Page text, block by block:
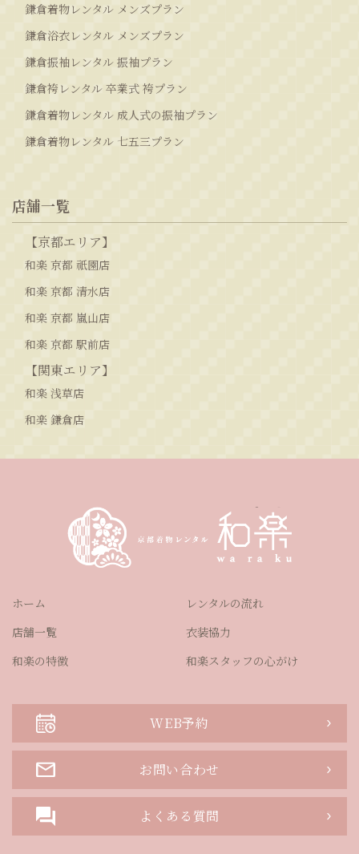
鎌倉着物レンタル メンズプラン
鎌倉浴衣レンタル メンズプラン
鎌倉振袖レンタル 振袖プラン
鎌倉袴レンタル 卒業式 袴プラン
鎌倉着物レンタル 成人式の振袖プラン
鎌倉着物レンタル 七五三プラン
店舗一覧
【京都エリア】
和楽 京都 祇園店
和楽 京都 清水店
和楽 京都 嵐山店
和楽 京都 駅前店
【関東エリア】
和楽 浅草店
和楽 鎌倉店
ホーム
店舗一覧
和楽の特徴
レンタルの流れ
衣装協力
和楽スタッフの心がけ
WEB予約
お問い合わせ
よくある質問